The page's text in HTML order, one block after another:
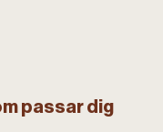
passar dig